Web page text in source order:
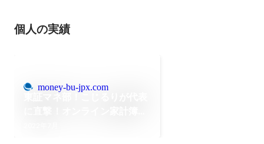
個人の実績
money-bu-jpx.com